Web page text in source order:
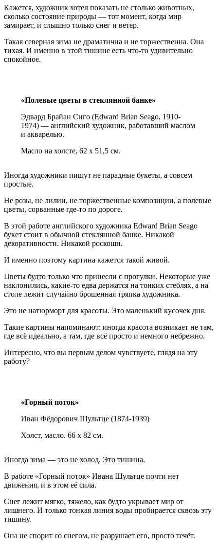
Кажется, художник хотел показать не столько животных,
сколько состояние природы — тот момент, когда мир
замирает, и слышно только снег и ветер.
Такая северная зима не драматична и не торжественна. Она
тихая. И именно в этой тишине есть что-то удивительно
спокойное.
«Полевые цветы в стеклянной банке»
Эдвард Брайан Сиго (Edward Brian Seago, 1910-
1974) — английский художник, работавший маслом
и акварелью.
Масло на холсте, 62 x 51,5 см.
Иногда художники пишут не парадные букеты, а совсем
простые.
Не розы, не лилии, не торжественные композиции, а полевые
цветы, сорванные где-то по дороге.
В этой работе английского художника Edward Brian Seago
букет стоит в обычной стеклянной банке. Никакой
декоративности. Никакой роскоши.
И именно поэтому картина кажется такой живой.
Цветы будто только что принесли с прогулки. Некоторые уже
наклонились, какие-то едва держатся на тонких стеблях, а на
столе лежит случайно брошенная тряпка художника.
Это не натюрморт для красоты. Это маленький кусочек дня.
Такие картины напоминают: иногда красота возникает не там,
где всё идеально, а там, где всё просто и немного небрежно.
Интересно, что вы первым делом чувствуете, глядя на эту
работу?
«Горный поток»
Иван Фёдорович Шультце (1874-1939)
Холст, масло. 66 х 82 см.
Иногда зима — это не холод. Это тишина.
В работе «Горный поток» Ивана Шультце почти нет
движения, и в этом её сила.
Снег лежит мягко, тяжело, как будто укрывает мир от
лишнего. И только тонкая линия воды пробирается сквозь эту
тишину.
Она не спорит со снегом, не разрушает его, просто течёт.